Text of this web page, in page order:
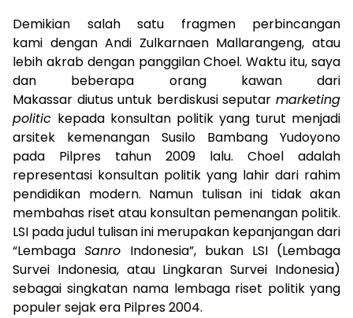
Demikian salah satu fragmen perbincangan
kami dengan Andi Zulkarnaen Mallarangeng, atau
lebih akrab dengan panggilan Choel. Waktu itu, saya
dan beberapa orang kawan dari
Makassar diutus untuk berdiskusi seputar marketing
politic kepada konsultan politik yang turut menjadi
arsitek kemenangan Susilo Bambang Yudoyono
pada Pilpres tahun 2009 lalu. Choel adalah
representasi konsultan politik yang lahir dari rahim
pendidikan modern. Namun tulisan ini tidak akan
membahas riset atau konsultan pemenangan politik.
LSI pada judul tulisan ini merupakan kepanjangan dari
“Lembaga Sanro Indonesia”, bukan LSI (Lembaga
Survei Indonesia, atau Lingkaran Survei Indonesia)
sebagai singkatan nama lembaga riset politik yang
populer sejak era Pilpres 2004.